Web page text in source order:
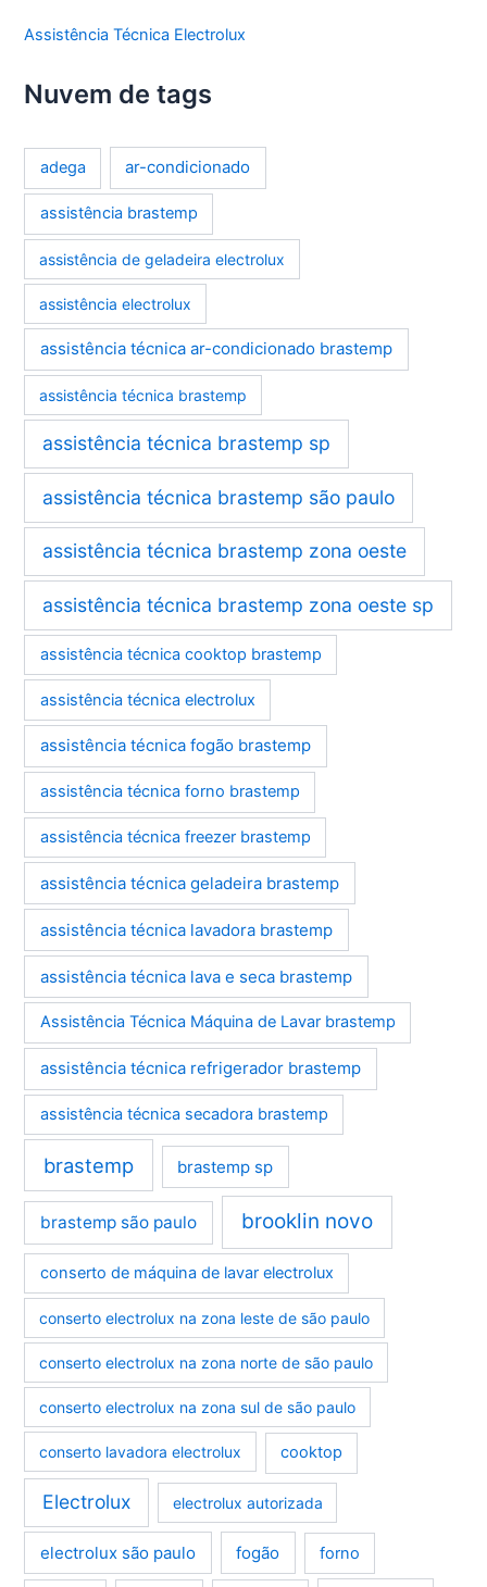
Assistência Técnica Electrolux
Nuvem de tags
adega ar-condicionado
assistência brastemp
assistência de geladeira electrolux
assistência electrolux
assistência técnica ar-condicionado brastemp
assistência técnica brastemp
assistência técnica brastemp sp
assistência técnica brastemp são paulo
assistência técnica brastemp zona oeste
assistência técnica brastemp zona oeste sp
assistência técnica cooktop brastemp
assistência técnica electrolux
assistência técnica fogão brastemp
assistência técnica forno brastemp
assistência técnica freezer brastemp
assistência técnica geladeira brastemp
assistência técnica lavadora brastemp
assistência técnica lava e seca brastemp
Assistência Técnica Máquina de Lavar brastemp
assistência técnica refrigerador brastemp
assistência técnica secadora brastemp
brastemp brastemp sp
brastemp são paulo brooklin novo
conserto de máquina de lavar electrolux
conserto electrolux na zona leste de são paulo
conserto electrolux na zona norte de são paulo
conserto electrolux na zona sul de são paulo
conserto lavadora electrolux cooktop
Electrolux electrolux autorizada
electrolux são paulo fogão forno